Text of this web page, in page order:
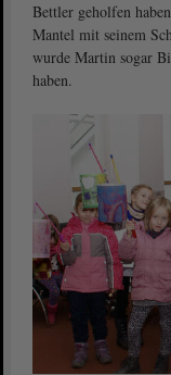
Bettler geholfen
Mantel mit seinem
wurde Martin sogar
haben.